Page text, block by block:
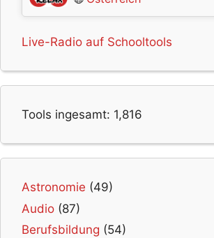
Live-Radio auf Schooltools
Tools ingesamt: 1,816
Astronomie (49)
Audio (87)
Berufsbildung (54)